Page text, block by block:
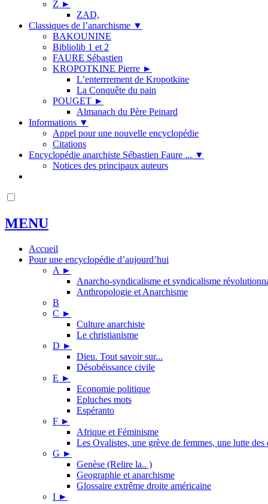
Z ►
ZAD,
Classiques de l’anarchisme ▼
BAKOUNINE
Bibliolib 1 et 2
FAURE Sébastien
KROPOTKINE Pierre ►
L’enterrrement de Kropotkine
La Conquête du pain
POUGET ►
Almanach du Père Peinard
Informations ▼
Appel pour une nouvelle encyclopédie
Citations
Encyclopédie anarchiste Sébastien Faure ... ▼
Notices des principaux auteurs
MENU
Accueil
Pour une encyclopédie d’aujourd’hui
A ►
Anarcho-syndicalisme et syndicalisme
Anthropologie et Anarchisme
B
C ►
Culture anarchiste
Le christianisme
D ►
Dieu. Tout savoir sur...
Désobéissance civile
E ►
Economie politique
Epluches mots
Espéranto
F ►
Afrique et Féminisme
Les Ovalistes, une grève de femmes, une lutte des
G ►
Genèse (Relire la.. )
Geographie et anarchisme
Glossaire extrême droite américaine
I ►